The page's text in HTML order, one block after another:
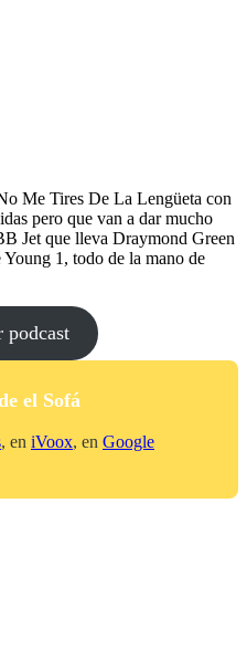
Me Tires De La Lengüeta con
pero que van a dar mucho
Jet que lleva Draymond Green
Young 1, todo de la mano de
podcast
el Sofá
, en iVoox, en Google